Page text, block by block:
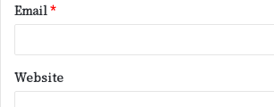
Email*
Website